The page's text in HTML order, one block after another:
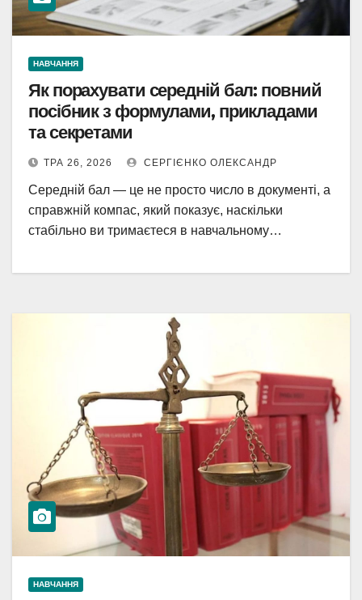
НАВЧАННЯ
Як порахувати середній бал: повний
посібник з формулами, прикладами
та секретами
ТРА 26, 2026 СЕРГІЄНКО ОЛЕКСАНДР
Середній бал — це не просто число в документі, а
справжній компас, який показує, наскільки
стабільно ви тримаєтеся в навчальному…
НАВЧАННЯ